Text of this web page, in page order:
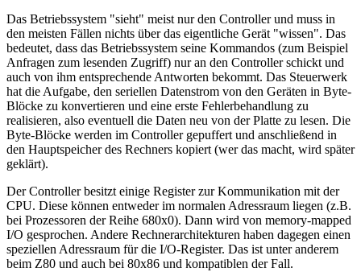
Das Betriebssystem "sieht" meist nur den Controller und muss in
den meisten Fällen nichts über das eigentliche Gerät "wissen". Das
bedeutet, dass das Betriebssystem seine Kommandos (zum Beispiel
Anfragen zum lesenden Zugriff) nur an den Controller schickt und
auch von ihm entsprechende Antworten bekommt. Das Steuerwerk
hat die Aufgabe, den seriellen Datenstrom von den Geräten in Byte-
Blöcke zu konvertieren und eine erste Fehlerbehandlung zu
realisieren, also eventuell die Daten neu von der Platte zu lesen. Die
Byte-Blöcke werden im Controller gepuffert und anschließend in
den Hauptspeicher des Rechners kopiert (wer das macht, wird später
geklärt).
Der Controller besitzt einige Register zur Kommunikation mit der
CPU. Diese können entweder im normalen Adressraum liegen (z.B.
bei Prozessoren der Reihe 680x0). Dann wird von memory-mapped
I/O gesprochen. Andere Rechnerarchitekturen haben dagegen einen
speziellen Adressraum für die I/O-Register. Das ist unter anderem
beim Z80 und auch bei 80x86 und kompatiblen der Fall.